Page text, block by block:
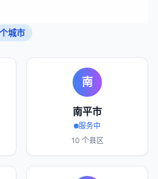
个城市
南
南平市
服务中
10 个县区